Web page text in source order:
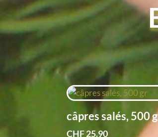
câpres salés, 500
CHF25.90